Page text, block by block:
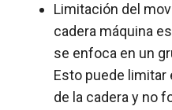
Limitación del
cadera máquina
se enfoca en un
Esto puede
de la cadera y no